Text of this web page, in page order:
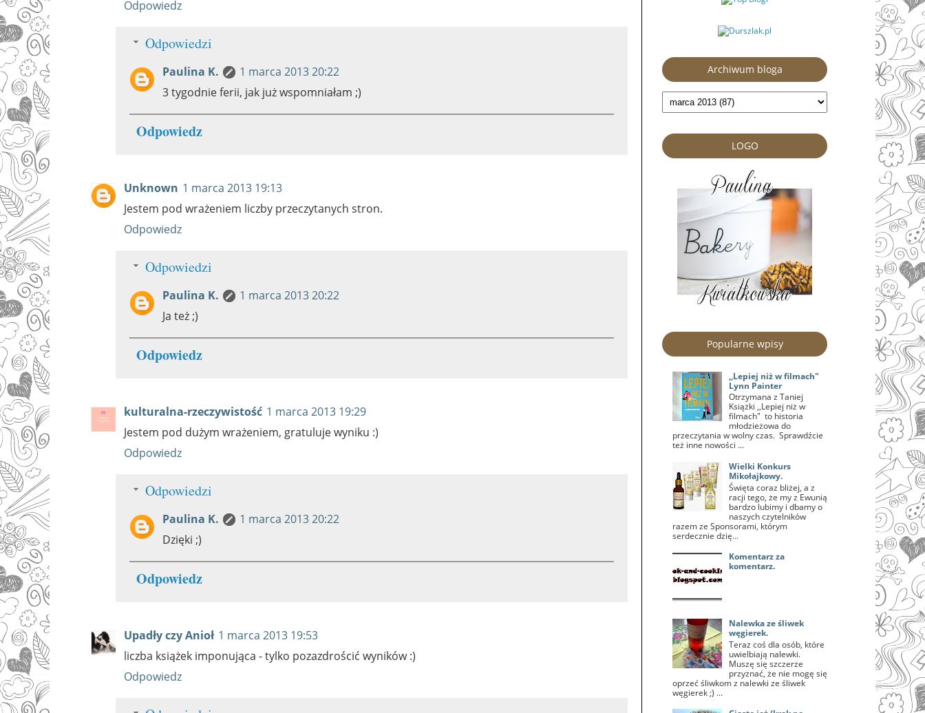
Odpowiedz
Odpowiedzi
Paulina K.
1 marca 2013 20:22
3 tygodnie ferii, jak już wspomniałam ;)
Odpowiedz
Unknown 1 marca 2013 19:13
Jestem pod wrażeniem liczby przeczytanych stron.
Odpowiedz
Odpowiedzi
Paulina K.
1 marca 2013 20:22
Ja też ;)
Odpowiedz
kulturalna-rzeczywistość 1 marca 2013 19:29
Jestem pod dużym wrażeniem, gratuluje wyniku :)
Odpowiedz
Odpowiedzi
Paulina K.
1 marca 2013 20:22
Dzięki ;)
Odpowiedz
Upadły czy Anioł 1 marca 2013 19:53
liczba książek imponująca - tylko pozazdrościć wyników :)
Odpowiedz
Archiwum bloga
LOGO
Popularne wpisy
,,Lepiej niż w filmach"
Lynn Painter
Otrzymana z Taniej
Książki ,,Lepiej niż w
filmach" to historia
młodzieżowa do
przeczytania w wolny czas. Sprawdźcie
też inne nowości ...
Wielki Konkurs
Mikołajkowy.
Święta coraz bliżej, a z
racji tego, że my z Ewunią
bardzo lubimy i dbamy o
naszych czytelników
razem ze Sponsorami, którym
serdecznie dzię...
Komentarz za
komentarz.
Nalewka ze śliwek
węgierek.
Teraz coś dla osób, które
uwielbiają nalewki.
Muszę się szczerze
przyznać, że nie mogę się
oprzeć śliwkom z nalewki ze śliwek
węgierek ;) ...